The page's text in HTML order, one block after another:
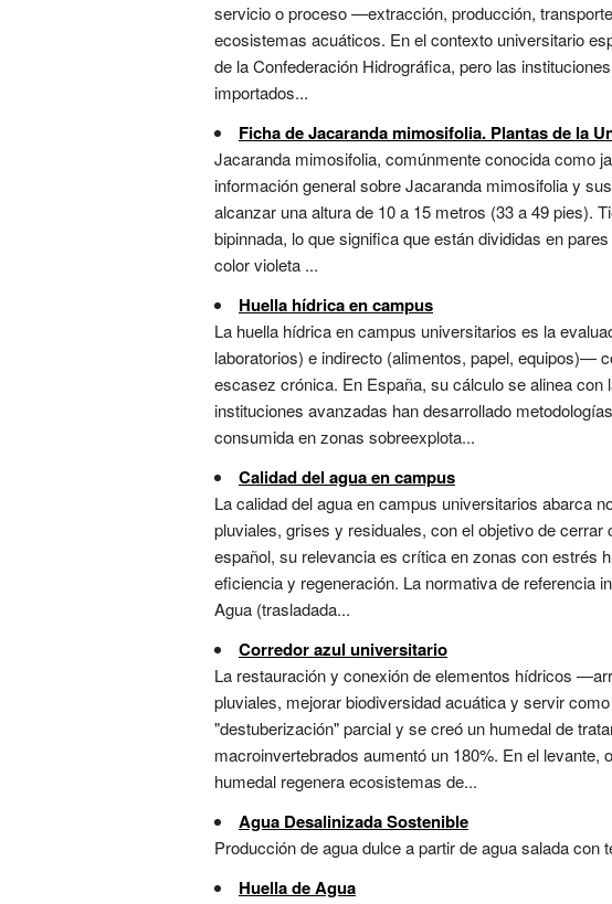
servicio o proceso —extracción, producción,
ecosistemas acuáticos. En el contexto universitario
de la Confederación Hidrográfica, pero las
importados...
Ficha de Jacaranda mimosifolia. Plantas de la
Jacaranda mimosifolia, comúnmente conocida como
información general sobre Jacaranda mimosifolia y
alcanzar una altura de 10 a 15 metros (33 a 49 pies).
bipinnada, lo que significa que están divididas en
color violeta ...
Huella hídrica en campus
La huella hídrica en campus universitarios es la
laboratorios) e indirecto (alimentos, papel, equipos)—
escasez crónica. En España, su cálculo se alinea
instituciones avanzadas han desarrollado
consumida en zonas sobreexplota...
Calidad del agua en campus
La calidad del agua en campus universitarios abarca
pluviales, grises y residuales, con el objetivo de
español, su relevancia es crítica en zonas con estrés
eficiencia y regeneración. La normativa de referencia
Agua (trasladada...
Corredor azul universitario
La restauración y conexión de elementos hídricos
pluviales, mejorar biodiversidad acuática y servir
"destuberización" parcial y se creó un humedal de
macroinvertebrados aumentó un 180%. En el
humedal regenera ecosistemas de...
Agua Desalinizada Sostenible
Producción de agua dulce a partir de agua salada con
Huella de Agua